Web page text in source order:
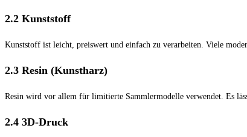
2.2 Kunststoff
Kunststoff ist leicht, preiswert und einfach zu verarbeiten. Viele
2.3 Resin (Kunstharz)
Resin wird vor allem für limitierte Sammlermodelle verwendet. Es
2.4 3D-Druck